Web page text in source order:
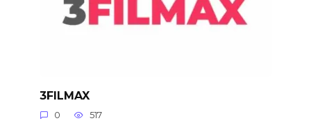
3FILMAX
0 517